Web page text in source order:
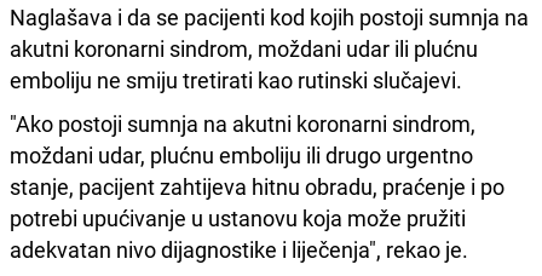
Naglašava i da se pacijenti kod kojih postoji sumnja na
akutni koronarni sindrom, moždani udar ili plućnu
emboliju ne smiju tretirati kao rutinski slučajevi.
"Ako postoji sumnja na akutni koronarni sindrom,
moždani udar, plućnu emboliju ili drugo urgentno
stanje, pacijent zahtijeva hitnu obradu, praćenje i po
potrebi upućivanje u ustanovu koja može pružiti
adekvatan nivo dijagnostike i liječenja", rekao je.